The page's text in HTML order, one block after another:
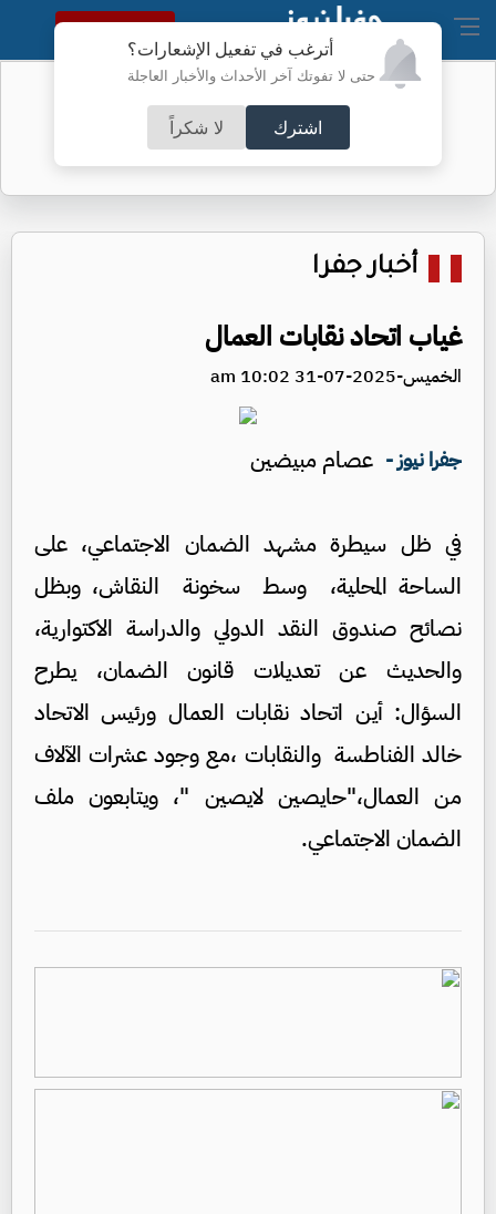
أترغب في تفعيل الإشعارات؟
حتى لا تفوتك آخر الأحداث والأخبار العاجلة
اشترك لا شكراً
النسخة الكاملة
المستقبل
أخبار جفرا
غياب اتحاد نقابات العمال
الخميس-2025-07-31 10:02 am
جفرا نيوز - عصام مبيضين
في ظل سيطرة مشهد الضمان الاجتماعي، على
الساحة المحلية، وسط سخونة النقاش، وبظل
نصائح صندوق النقد الدولي والدراسة الاكتوارية،
والحديث عن تعديلات قانون الضمان، يطرح
السؤال: أين اتحاد نقابات العمال ورئيس الاتحاد
خالد الفناطسة والنقابات ،مع وجود عشرات الآلاف
من العمال،"حايصين لايصين "، ويتابعون ملف
الضمان الاجتماعي.